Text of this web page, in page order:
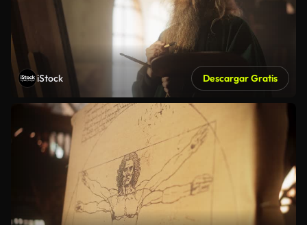
iStock Descargar Gratis